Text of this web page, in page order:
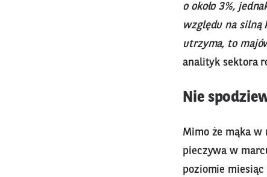
o około 3%,
względu na silną
utrzyma, to
analityk sektora
Nie
Mimo że mąka w
pieczywa w
poziomie